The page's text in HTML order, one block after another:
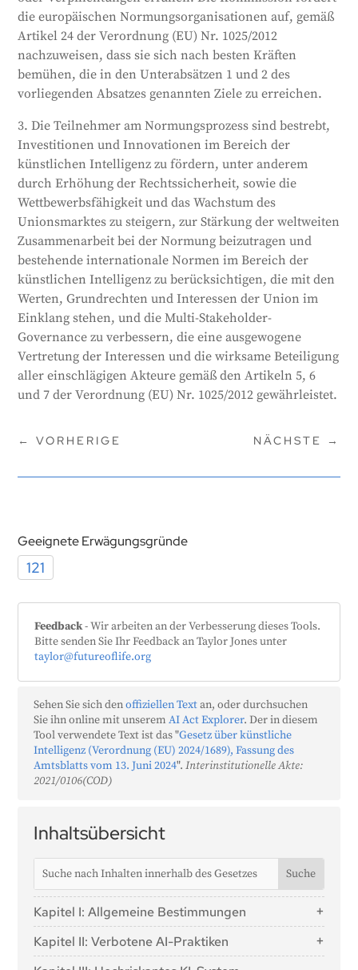
Inhaltsübersicht
Kapitel I: Allgemeine Bestimmungen
Artikel 1: Gegenstand
Artikel 2: Anwendungsbereich
Kapitel II: Verbotene AI-Praktiken
Artikel 5: Verbotene AI-Praktiken
die europäischen Normungsorganisationen auf, gemäß
Artikel 24 der Verordnung (EU) Nr. 1025/2012
nachzuweisen, dass sie sich nach besten Kräften
bemühen, die in den Unterabsätzen 1 und 2 des
vorliegenden Absatzes genannten Ziele zu erreichen.
3. Die Teilnehmer am Normungsprozess sind bestrebt,
Investitionen und Innovationen im Bereich der
künstlichen Intelligenz zu fördern, unter anderem
durch Erhöhung der Rechtssicherheit, sowie die
Wettbewerbsfähigkeit und das Wachstum des
Unionsmarktes zu steigern, zur Stärkung der weltweiten
Zusammenarbeit bei der Normung beizutragen und
bestehende internationale Normen im Bereich der
künstlichen Intelligenz zu berücksichtigen, die mit den
Werten, Grundrechten und Interessen der Union im
Einklang stehen, und die Multi-Stakeholder-
Governance zu verbessern, die eine ausgewogene
Vertretung der Interessen und die wirksame Beteiligung
aller einschlägigen Akteure gemäß den Artikeln 5, 6
und 7 der Verordnung (EU) Nr. 1025/2012 gewährleistet.
←VORHERIGE NÄCHSTE →
Geeignete Erwägungsgründe
121
Feedback- Wir arbeiten an der Verbesserung dieses Tools.
Bitte senden Sie Ihr Feedback an Taylor Jones unter
taylor@futureoflife.org
Sehen Sie sich denoffiziellen Textan, oder durchsuchen
Sie ihn online mit unseremAI Act Explorer. Der in diesem
Tool verwendete Text ist das "Gesetz über künstliche
Intelligenz (Verordnung (EU) 2024/1689), Fassung des
Amtsblatts vom 13. Juni 2024".Interinstitutionelle Akte:
2021/0106(COD)